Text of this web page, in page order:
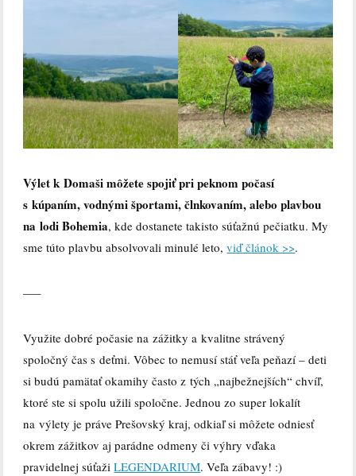
Výlet k Domaši môžete spojiť pri peknom počasí
s kúpaním, vodnými športami, člnkovaním, alebo plavbou
na lodi Bohemia, kde dostanete takisto súťažnú pečiatku. My
sme túto plavbu absolvovali minulé leto,viď článok >>.
—–
Využite dobré počasie na zážitky a kvalitne strávený
spoločný čas s deťmi. Vôbec to nemusí stáť veľa peňazí – deti
si budú pamätať okamihy často z tých „najbežnejších“ chvíľ,
ktoré ste si spolu užili spoločne. Jednou zo super lokalít
na výlety je práve Prešovský kraj, odkiaľ si môžete odniesť
okrem zážitkov aj parádne odmeny či výhry vďaka
pravidelnej súťažiLEGENDARIUM. Veľa zábavy! :)